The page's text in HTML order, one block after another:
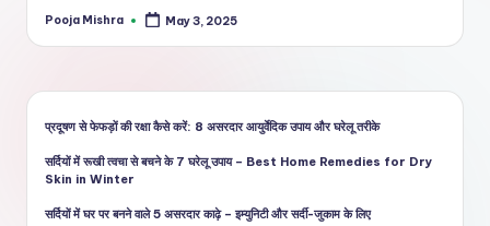
Posted
Pooja Mishra May 3, 2025
प्रदूषण से फेफड़ों की रक्षा कैसे करें: 8 असरदार आयुर्वेदिक उपाय और घरेलू तरीके
सर्दियों में रूखी त्वचा से बचने के 7 घरेलू उपाय – Best Home Remedies for Dry
Skin in Winter
सर्दियों में घर पर बनने वाले 5 असरदार काढ़े – इम्युनिटी और सर्दी-जुकाम के लिए